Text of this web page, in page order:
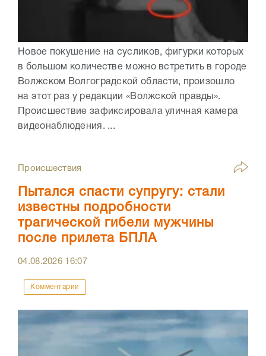
Новое покушение на сусликов, фигурки которых
в большом количестве можно встретить в городе
Волжском Волгоградской области, произошло
на этот раз у редакции «Волжской правды».
Происшествие зафиксировала уличная камера
видеонаблюдения. ...
Происшествия
Пытался спасти супругу: стали
известны подробности
трагической гибели мужчины
после прилета БПЛА
04.08.2026 16:07
Комментарии